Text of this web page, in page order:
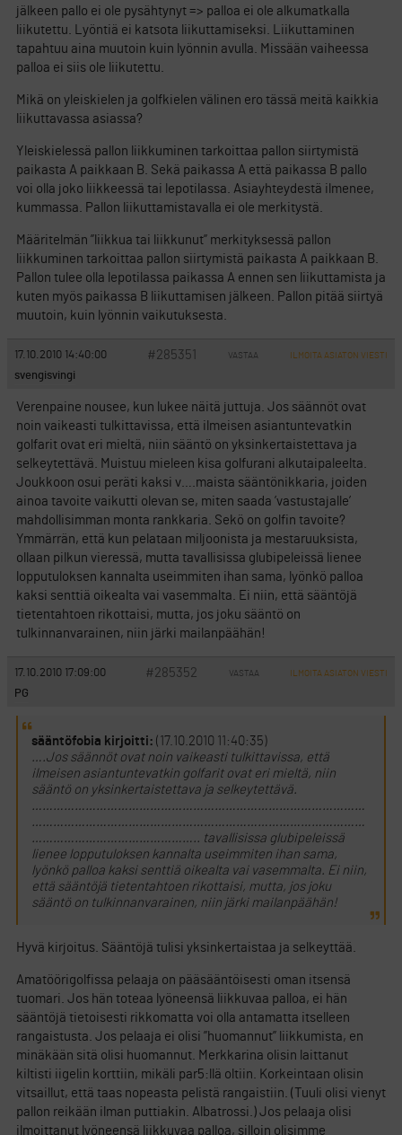
jälkeen pallo ei ole pysähtynyt => palloa ei ole alkumatkalla
liikutettu. Lyöntiä ei katsota liikuttamiseksi. Liikuttaminen
tapahtuu aina muutoin kuin lyönnin avulla. Missään vaiheessa
palloa ei siis ole liikutettu.
Mikä on yleiskielen ja golfkielen välinen ero tässä meitä kaikkia
liikuttavassa asiassa?
Yleiskielessä pallon liikkuminen tarkoittaa pallon siirtymistä
paikasta A paikkaan B. Sekä paikassa A että paikassa B pallo
voi olla joko liikkeessä tai lepotilassa. Asiayhteydestä ilmenee,
kummassa. Pallon liikuttamistavalla ei ole merkitystä.
Määritelmän ”liikkua tai liikkunut” merkityksessä pallon
liikkuminen tarkoittaa pallon siirtymistä paikasta A paikkaan B.
Pallon tulee olla lepotilassa paikassa A ennen sen liikuttamista ja
kuten myös paikassa B liikuttamisen jälkeen. Pallon pitää siirtyä
muutoin, kuin lyönnin vaikutuksesta.
17.10.2010 14:40:00 #285351 VASTAA ILMOITA ASIATON VIESTI
svengisvingi
Verenpaine nousee, kun lukee näitä juttuja. Jos säännöt ovat
noin vaikeasti tulkittavissa, että ilmeisen asiantuntevatkin
golfarit ovat eri mieltä, niin sääntö on yksinkertaistettava ja
selkeytettävä. Muistuu mieleen kisa golfurani alkutaipaleelta.
Joukkoon osui peräti kaksi v….maista sääntönikkaria, joiden
ainoa tavoite vaikutti olevan se, miten saada ’vastustajalle’
mahdollisimman monta rankkaria. Sekö on golfin tavoite?
Ymmärrän, että kun pelataan miljoonista ja mestaruuksista,
ollaan pilkun vieressä, mutta tavallisissa glubipeleissä lienee
lopputuloksen kannalta useimmiten ihan sama, lyönkö palloa
kaksi senttiä oikealta vai vasemmalta. Ei niin, että sääntöjä
tietentahtoen rikottaisi, mutta, jos joku sääntö on
tulkinnanvarainen, niin järki mailanpäähän!
17.10.2010 17:09:00 #285352 VASTAA ILMOITA ASIATON VIESTI
PG
sääntöfobia kirjoitti: (17.10.2010 11:40:35)
….Jos säännöt ovat noin vaikeasti tulkittavissa, että
ilmeisen asiantuntevatkin golfarit ovat eri mieltä, niin
sääntö on yksinkertaistettava ja selkeytettävä.
…………………………………………………………………………………
…………………………………………………………………………………
……………………………………….. tavallisissa glubipeleissä
lienee lopputuloksen kannalta useimmiten ihan sama,
lyönkö palloa kaksi senttiä oikealta vai vasemmalta. Ei niin,
että sääntöjä tietentahtoen rikottaisi, mutta, jos joku
sääntö on tulkinnanvarainen, niin järki mailanpäähän!
Hyvä kirjoitus. Sääntöjä tulisi yksinkertaistaa ja selkeyttää.
Amatöörigolfissa pelaaja on pääsääntöisesti oman itsensä
tuomari. Jos hän toteaa lyöneensä liikkuvaa palloa, ei hän
sääntöjä tietoisesti rikkomatta voi olla antamatta itselleen
rangaistusta. Jos pelaaja ei olisi ”huomannut” liikkumista, en
minäkään sitä olisi huomannut. Merkkarina olisin laittanut
kiltisti iigelin korttiin, mikäli par5:llä oltiin. Korkeintaan olisin
vitsaillut, että taas nopeasta pelistä rangaistiin. (Tuuli olisi vienyt
pallon reikään ilman puttiakin. Albatrossi.) Jos pelaaja olisi
ilmoittanut lyöneensä liikkuvaa palloa, silloin olisimme